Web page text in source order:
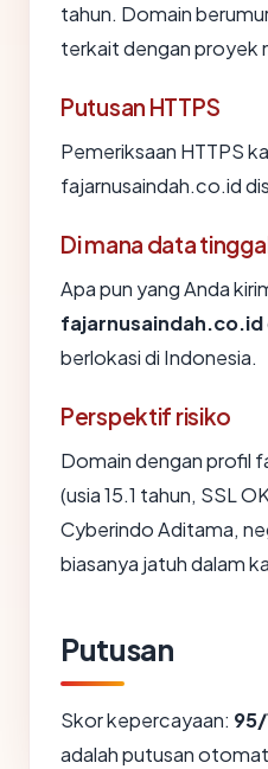
tahun. Domain
terkait dengan proyek
Putusan HTTPS
Pemeriksaan HTTPS
fajarnusaindah.co.id
Di mana data
Apa pun yang Anda
fajarnusaindah.co.id
berlokasi di Indonesia.
Perspektif risiko
Domain dengan profil
(usia 15.1 tahun, SSL
Cyberindo Aditama,
biasanya jatuh dalam
Putusan
Skor kepercayaan:
adalah putusan